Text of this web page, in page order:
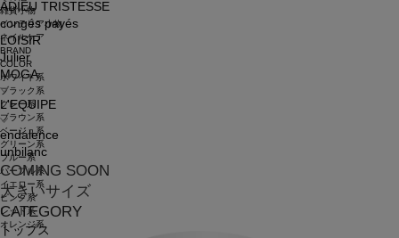
ADIEU TRISTESSE
congés payés
LOISIR
Julier
MOGA
L'EQUIPE
endalence
unbilanc
COMING SOON
大きいサイズ
CATEGORY
トップス
雑貨小物
インテリア小物
ネイルケア
BRAND
COLOR
ホワイト系
ブラック系
グレー系
ブラウン系
ベージュ系
グリーン系
ブルー系
パープル系
イエロー系
ピンク系
レッド系
オレンジ系